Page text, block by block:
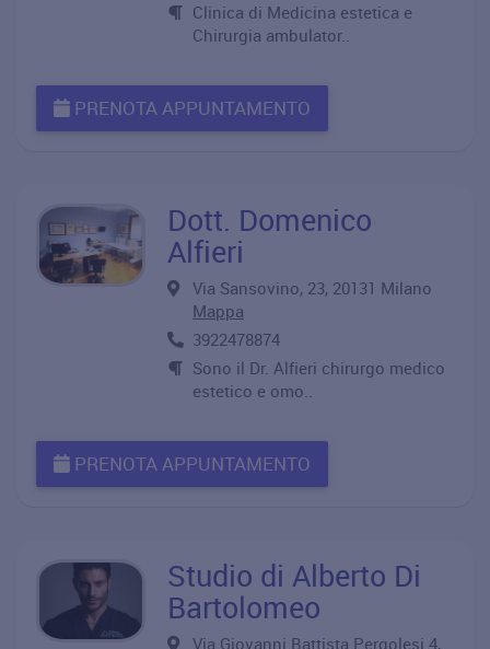
Clinica di Medicina estetica e
Chirurgia ambulator..
PRENOTA APPUNTAMENTO
Dott. Domenico
Alfieri
Via Sansovino, 23, 20131 Milano
Mappa
3922478874
Sono il Dr. Alfieri chirurgo medico
estetico e omo..
PRENOTA APPUNTAMENTO
Studio di Alberto Di
Bartolomeo
Via Giovanni Battista Pergolesi 4,